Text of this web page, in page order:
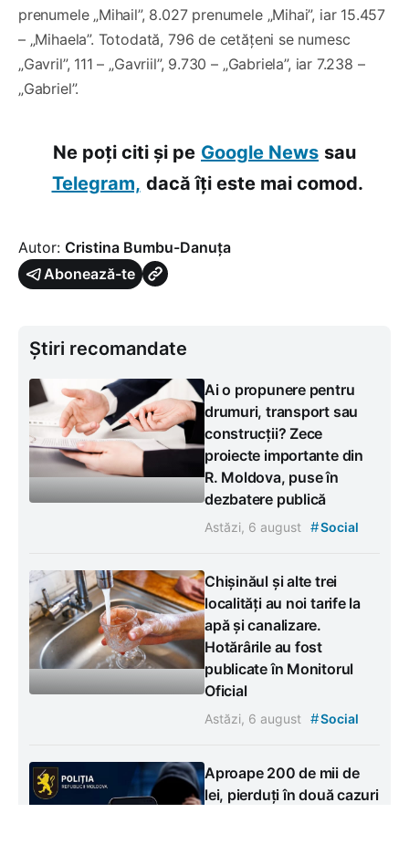
prenumele „Mihail”, 8.027 prenumele „Mihai”, iar 15.457
– „Mihaela”. Totodată, 796 de cetățeni se numesc
„Gavril”, 111 – „Gavriil”, 9.730 – „Gabriela”, iar 7.238 –
„Gabriel”.
Ne poți citi și pe Google News sau
Telegram, dacă îți este mai comod.
Autor: Cristina Bumbu-Danuța
Abonează-te
Știri recomandate
Ai o propunere pentru
drumuri, transport sau
construcții? Zece
proiecte importante din
R. Moldova, puse în
dezbatere publică
Astăzi, 6 august #Social
Chișinăul și alte trei
localități au noi tarife la
apă și canalizare.
Hotărârile au fost
publicate în Monitorul
Oficial
Astăzi, 6 august #Social
Aproape 200 de mii de
lei, pierduți în două cazuri